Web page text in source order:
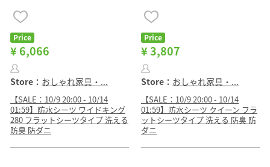
Price
¥ 6,066
Store： おしゃれ家具・...
【SALE：10/9 20:00 - 10/14
01:59】防水シーツ ワイドキング
280 フラットシーツタイプ 洗える
防臭 防ダニ
Price
¥ 3,807
Store： おしゃれ家具・...
【SALE：10/9 20:00 - 10/14
01:59】防水シーツ クイーン フラ
ットシーツタイプ 洗える 防臭 防
ダニ